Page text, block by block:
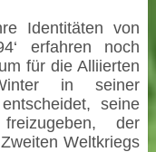
Identitäten von
erfahren noch
für die Alliierten
in seiner
seine
der
Weltkriegs